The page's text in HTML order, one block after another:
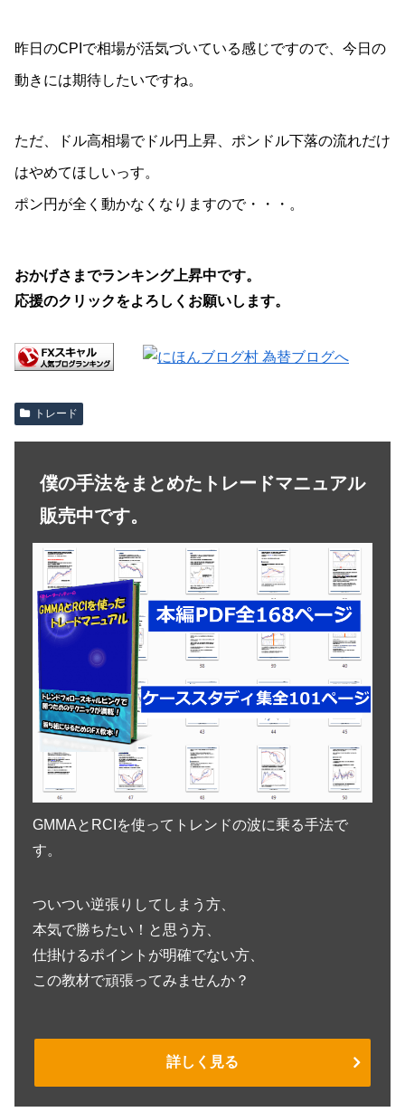
昨日のCPIで相場が活気づいている感じですので、今日の
動きには期待したいですね。
ただ、ドル高相場でドル円上昇、ポンドル下落の流れだけ
はやめてほしいっす。
ポン円が全く動かなくなりますので・・・。
おかげさまでランキング上昇中です。
応援のクリックをよろしくお願いします。
トレード
僕の手法をまとめたトレードマニュアル
販売中です。
GMMAとRCIを使ってトレンドの波に乗る手法で
す。
ついつい逆張りしてしまう方、
本気で勝ちたい！と思う方、
仕掛けるポイントが明確でない方、
この教材で頑張ってみませんか？
詳しく見る